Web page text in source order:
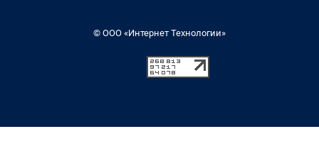
© ООО «Интернет Технологии»